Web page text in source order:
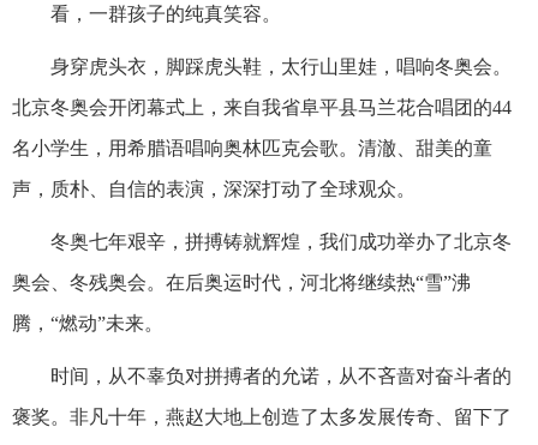
看，一群孩子的纯真笑容。
身穿虎头衣，脚踩虎头鞋，太行山里娃，唱响冬奥会。
北京冬奥会开闭幕式上，来自我省阜平县马兰花合唱团的44
名小学生，用希腊语唱响奥林匹克会歌。清澈、甜美的童
声，质朴、自信的表演，深深打动了全球观众。
冬奥七年艰辛，拼搏铸就辉煌，我们成功举办了北京冬
奥会、冬残奥会。在后奥运时代，河北将继续热“雪”沸
腾，“燃动”未来。
时间，从不辜负对拼搏者的允诺，从不吝啬对奋斗者的
褒奖。非凡十年，燕赵大地上创造了太多发展传奇、留下了